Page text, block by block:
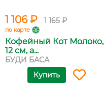
1 106 ₽ 1 165 ₽
по карте
Кофейный Кот Молоко,
12 см, а...
БУДИ БАСА
Купить